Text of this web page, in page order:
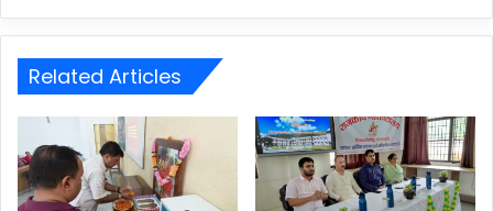
Related Articles